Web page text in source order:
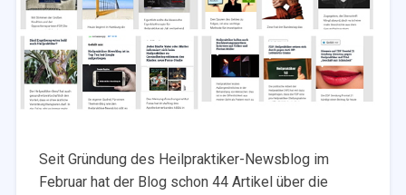
Seit Gründung des Heilpraktiker-Newsblog im
Februar hat der Blog schon 44 Artikel über die